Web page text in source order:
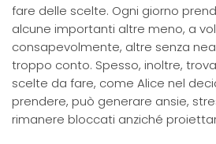
fare delle scelte. Ogni giorno
alcune importanti altre meno, a
consapevolmente, altre senza
troppo conto. Spesso, inoltre,
scelte da fare, come Alice nel
prendere, può generare ansie,
rimanere bloccati anziché